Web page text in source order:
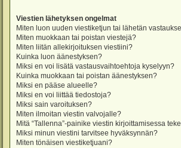
Viestien lähetyksen ongelmat
Miten luon uuden viestiketjun tai lähetän
Miten muokkaan tai poistan viestejä?
Miten liitän allekirjoituksen viestiini?
Kuinka luon äänestyksen?
Miksi en voi lisätä vastausvaihtoehtoja kyselyyn?
Kuinka muokkaan tai poistan äänestyksen?
Miksi en pääse alueelle?
Miksi en voi liittää tiedostoja?
Miksi sain varoituksen?
Miten ilmoitan viestin valvojalle?
Mitä “Tallenna”-painike viestin kirjoittamisessa
Miksi minun viestini tarvitsee hyväksynnän?
Miten tönäisen viestiketjuani?